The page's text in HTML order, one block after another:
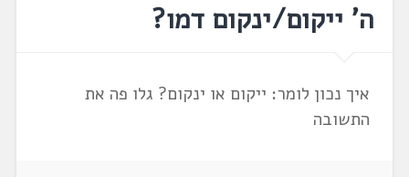
ה' ייקום/ינקום דמו?
איך נכון לומר: ייקום או ינקום? גלו פה את
התשובה